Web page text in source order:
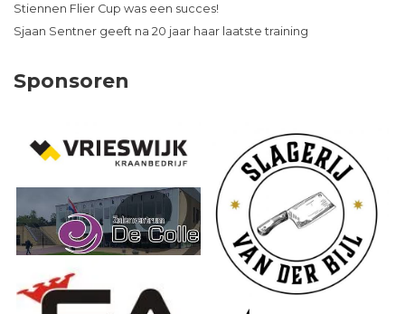
Stiennen Flier Cup was een succes!
Sjaan Sentner geeft na 20 jaar haar laatste training
Sponsoren